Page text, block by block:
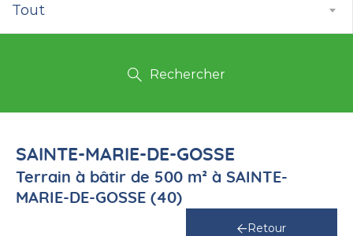
Tout
Rechercher
SAINTE-MARIE-DE-GOSSE
Terrain à bâtir de 500 m² à SAINTE-
MARIE-DE-GOSSE (40)
Retour